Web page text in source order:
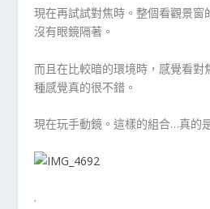
現在再試試對焦時。整個看觀景窗
沒有眼鏡隔著。
而且在比較暗的環境時，感覺看
種感覺真的很不錯。
現在玩手動鏡。這樣的組合…真的
.